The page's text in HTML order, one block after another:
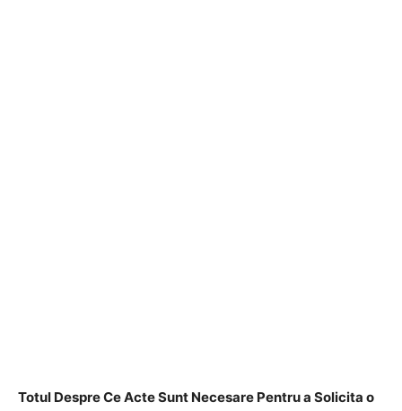
Totul Despre Ce Acte Sunt Necesare Pentru a Solicita o